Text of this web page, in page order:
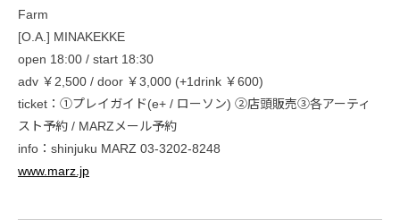
Farm
[O.A.] MINAKEKKE
open 18:00 / start 18:30
adv ￥2,500 / door ￥3,000 (+1drink ￥600)
ticket：①プレイガイド(e+ / ローソン) ②店頭販売③各アーティ
スト予約 / MARZメール予約
info：shinjuku MARZ 03-3202-8248
www.marz.jp